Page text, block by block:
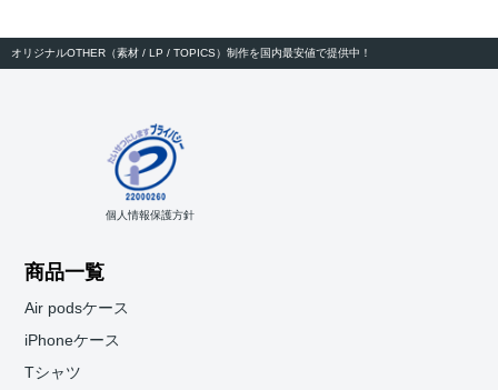
オリジナルOTHER（素材 / LP / TOPICS）制作を国内最安値で提供中！
個人情報保護方針
商品一覧
Air podsケース
iPhoneケース
Tシャツ